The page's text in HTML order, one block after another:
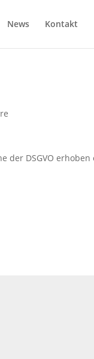
News Kontakt
der DSGVO erhoben